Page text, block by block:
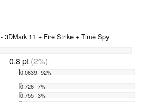
- 3DMark 11 + Fire Strike + Time Spy
0.8 pt (2%)
0.0639 -92%
0.726 -7%
0.755 -3%